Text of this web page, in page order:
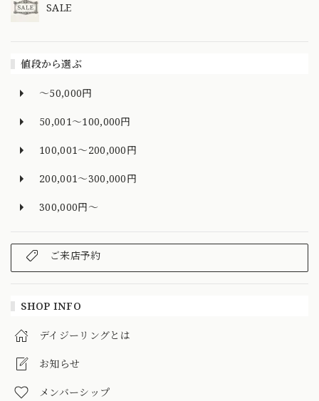
SALE
値段から選ぶ
～50,000円
50,001～100,000円
100,001～200,000円
200,001～300,000円
300,000円～
ご来店予約
SHOP INFO
デイジーリングとは
お知らせ
メンバーシップ